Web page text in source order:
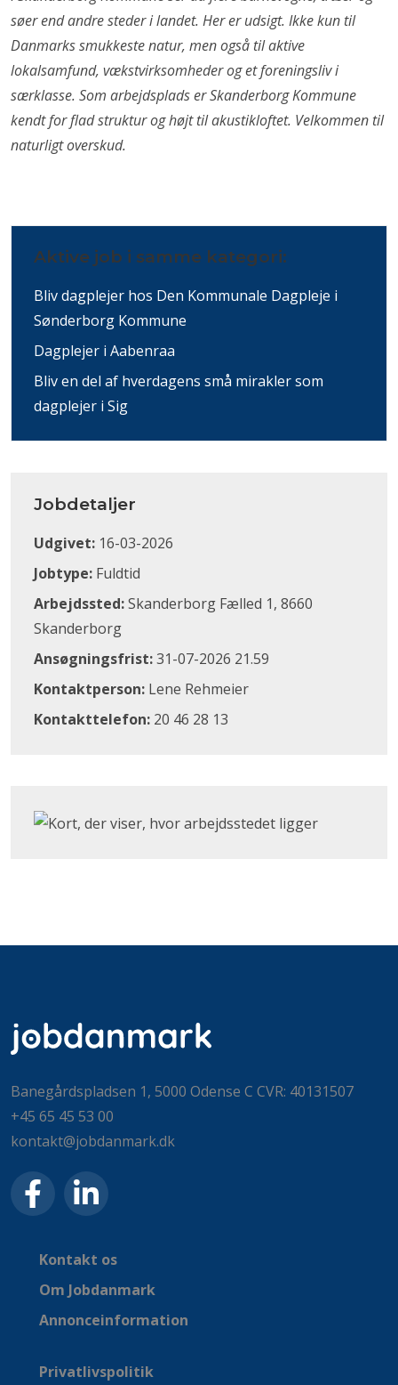
søer end andre steder i landet. Her er udsigt. Ikke kun til
Danmarks smukkeste natur, men også til aktive
lokalsamfund, vækstvirksomheder og et foreningsliv i
særklasse. Som arbejdsplads er Skanderborg Kommune
kendt for flad struktur og højt til akustikloftet. Velkommen til
naturligt overskud.
Aktive job i samme kategori:
Bliv dagplejer hos Den Kommunale Dagpleje i
Sønderborg Kommune
Dagplejer i Aabenraa
Bliv en del af hverdagens små mirakler som
dagplejer i Sig
Jobdetaljer
Udgivet: 16-03-2026
Jobtype: Fuldtid
Arbejdssted:Skanderborg Fælled 1, 8660
Skanderborg
Ansøgningsfrist:31-07-2026 21.59
Kontaktperson: Lene Rehmeier
Kontakttelefon: 20 46 28 13
Klik for at åbne Google Maps og se, hvor
Banegårdspladsen 1, 5000 Odense C CVR: 40131507
+45 65 45 53 00
kontakt@jobdanmark.dk
Kontakt os
Om Jobdanmark
Annonceinformation
Privatlivspolitik